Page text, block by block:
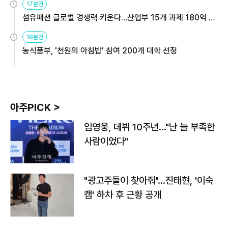
17분전
섬유패션 글로벌 경쟁력 키운다…산업부 15개 과제 180억 지
18분전
농식품부, '천원의 아침밥' 참여 200개 대학 선정
아주PICK >
임영웅, 데뷔 10주년…"난 늘 부족한
사람이었다"
"광고주들이 찾아줘"…진태현, '이숙
캠' 하차 후 근황 공개